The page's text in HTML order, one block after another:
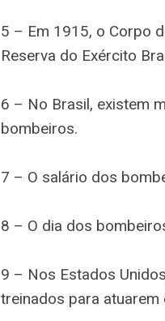
5 – Em 1915, o Corpo
Reserva do Exército
6 – No Brasil, existem
bombeiros.
7 – O salário dos
8 – O dia dos
9 – Nos Estados
treinados para